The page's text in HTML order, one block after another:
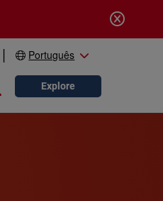
Português
Close search
Explore